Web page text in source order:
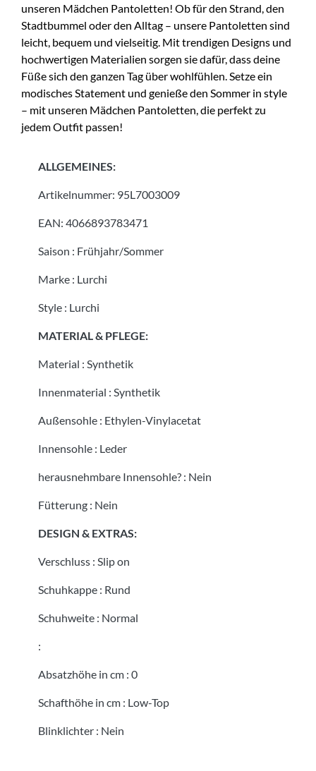
unseren Mädchen Pantoletten! Ob für den Strand, den
Stadtbummel oder den Alltag – unsere Pantoletten sind
leicht, bequem und vielseitig. Mit trendigen Designs und
hochwertigen Materialien sorgen sie dafür, dass deine
Füße sich den ganzen Tag über wohlfühlen. Setze ein
modisches Statement und genieße den Sommer in style
– mit unseren Mädchen Pantoletten, die perfekt zu
jedem Outfit passen!
ALLGEMEINES:
Artikelnummer: 95L7003009
EAN: 4066893783471
Saison : Frühjahr/Sommer
Marke : Lurchi
Style : Lurchi
MATERIAL & PFLEGE:
Material : Synthetik
Innenmaterial : Synthetik
Außensohle : Ethylen-Vinylacetat
Innensohle : Leder
herausnehmbare Innensohle? : Nein
Fütterung : Nein
DESIGN & EXTRAS:
Verschluss : Slip on
Schuhkappe : Rund
Schuhweite : Normal
:
Absatzhöhe in cm : 0
Schafthöhe in cm : Low-Top
Blinklichter : Nein